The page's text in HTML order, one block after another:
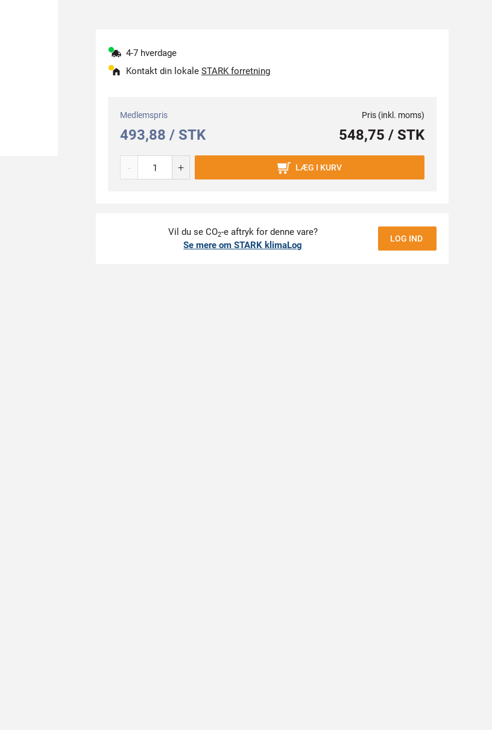
4-7 hverdage
Kontakt din lokale STARK forretning
Medlemspris
493,88 / STK
Pris (inkl. moms)
548,75 / STK
- + LÆG I KURV
Vil du se CO2-e aftryk for denne vare?
Se mere om STARK klimaLog
LOG IND